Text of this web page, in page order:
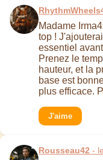
Madame
top !
essentiel
Prenez le
hauteur, et la
base est
plus efficace.
J'aime
Rousseau42 -